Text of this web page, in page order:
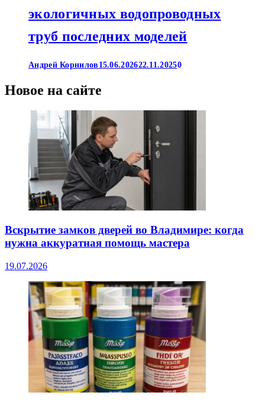
экологичных водопроводных
труб последних моделей
Андрей Корнилов 15.06.202622.11.20250
Новое на сайте
Вскрытие замков дверей во Владимире: когда
нужна аккуратная помощь мастера
19.07.2026